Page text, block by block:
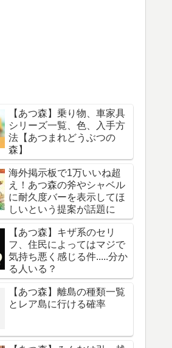
【あつ森】乗り物、車家具
シリーズ一覧、色、入手方
法【あつまれどうぶつの
森】
海外掲示板で1万いいね超
え！あつ森の斧やシャベル
に耐久度バーを表示してほ
しいという提案が話題に
【あつ森】キザ系のセリ
フ、住民によってはマジで
気持ち悪く感じる件.....分か
る人いる？
【あつ森】離島の種類一覧
とレア島に行ける確率